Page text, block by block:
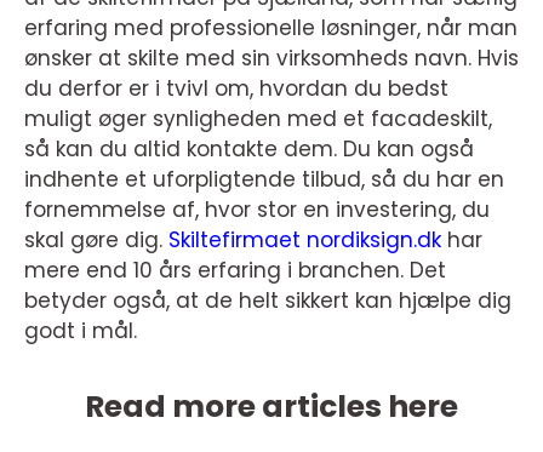
erfaring med professionelle løsninger, når man
ønsker at skilte med sin virksomheds navn. Hvis
du derfor er i tvivl om, hvordan du bedst
muligt øger synligheden med et facadeskilt,
så kan du altid kontakte dem. Du kan også
indhente et uforpligtende tilbud, så du har en
fornemmelse af, hvor stor en investering, du
skal gøre dig. Skiltefirmaet nordiksign.dk har
mere end 10 års erfaring i branchen. Det
betyder også, at de helt sikkert kan hjælpe dig
godt i mål.
Read more articles here